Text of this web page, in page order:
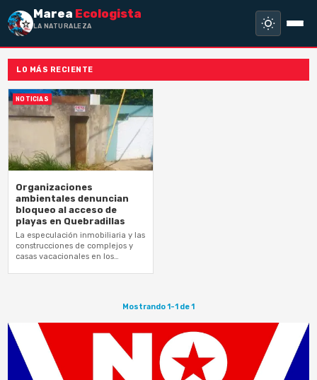
Marea Ecologista
LA NATURALEZA NO
LO MÁS RECIENTE
NOTICIAS
Organizaciones
ambientales denuncian
bloqueo al acceso de
playas en Quebradillas
La especulación inmobiliaria y las
construcciones de complejos y
casas vacacionales en los
Mostrando 1-1 de 1